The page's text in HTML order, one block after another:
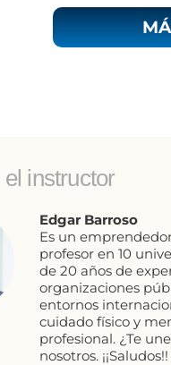
instructor
Edgar Barroso
Es un
profesor en 10
de 20 años de
organizaciones
entornos
cuidado físico y
profesional. ¿Te
nosotros. ¡¡Saludos!!